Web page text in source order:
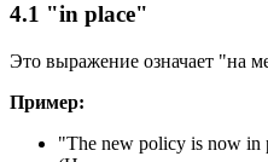
4.1 "in place"
Это выражение означает "на
Пример:
"The new policy is now in